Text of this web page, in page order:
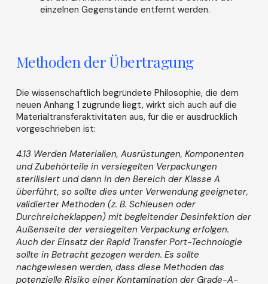
einzelnen Gegenstände entfernt werden.
Methoden der Übertragung
Die wissenschaftlich begründete Philosophie, die dem
neuen Anhang 1 zugrunde liegt, wirkt sich auch auf die
Materialtransferaktivitäten aus, für die er ausdrücklich
vorgeschrieben ist:
4.13 Werden Materialien, Ausrüstungen, Komponenten
und Zubehörteile in versiegelten Verpackungen
sterilisiert und dann in den Bereich der Klasse A
überführt, so sollte dies unter Verwendung geeigneter,
validierter Methoden (z. B. Schleusen oder
Durchreicheklappen) mit begleitender Desinfektion der
Außenseite der versiegelten Verpackung erfolgen.
Auch der Einsatz der Rapid Transfer Port-Technologie
sollte in Betracht gezogen werden. Es sollte
nachgewiesen werden, dass diese Methoden das
potenzielle Risiko einer Kontamination der Grade-A-